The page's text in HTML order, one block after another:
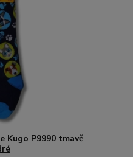
Kugo P9990 tmavě